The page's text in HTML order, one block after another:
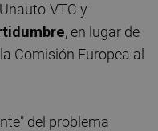
VTC y
, en lugar de
Comisión Europea al
del problema